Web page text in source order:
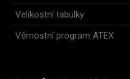
Velikostní tabulky
Věrnostní program ATEX